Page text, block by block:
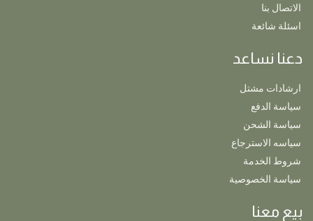
الاتصال بنا
اسئلة شائعة
دعنا نساعد
ارشادات مشتل
سياسة الدفع
سياسة الشحن
سياسه الاسترجاع
شروط الخدمة
سياسة الخصوصية
بيع معنا